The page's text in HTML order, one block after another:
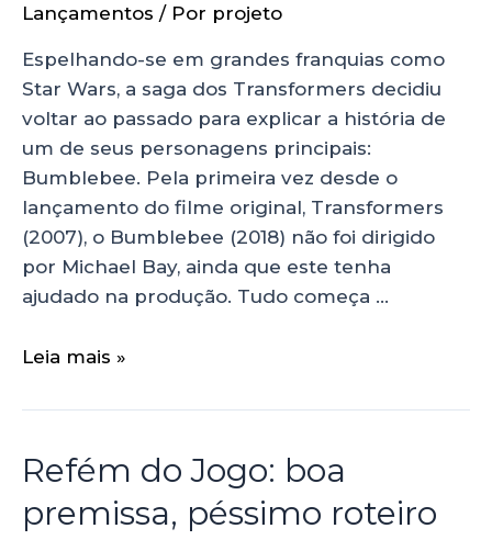
Lançamentos / Por projeto
Espelhando-se em grandes franquias como
Star Wars, a saga dos Transformers decidiu
voltar ao passado para explicar a história de
um de seus personagens principais:
Bumblebee. Pela primeira vez desde o
lançamento do filme original, Transformers
(2007), o Bumblebee (2018) não foi dirigido
por Michael Bay, ainda que este tenha
ajudado na produção. Tudo começa …
Leia mais »
Refém do Jogo: boa
premissa, péssimo roteiro